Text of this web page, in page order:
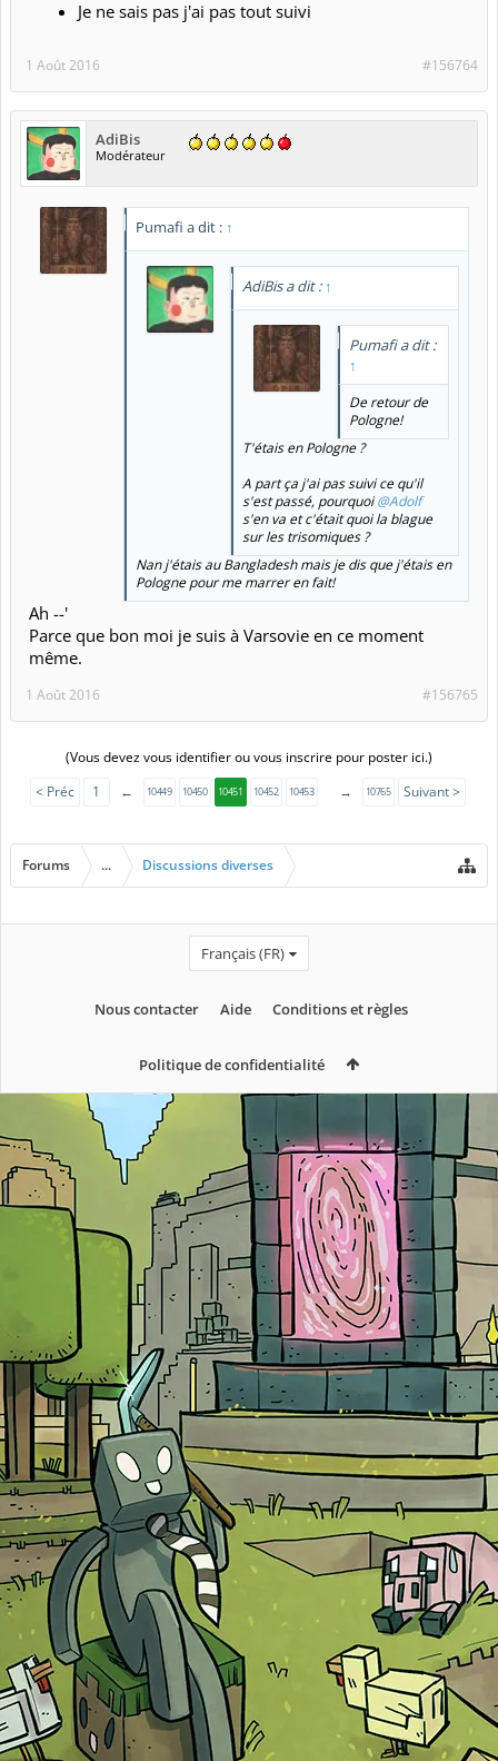
Je ne sais pas j'ai pas tout suivi
#156764
1 Août 2016
AdiBis
Modérateur
Pumafi a dit : ↑
AdiBis a dit : ↑
Pumafi a dit :
↑
De retour de
Pologne!
T'étais en Pologne ?
A part ça j'ai pas suivi ce qu'il
s'est passé, pourquoi@Adolf
s'en va et c'était quoi la blague
sur les trisomiques ?
Nan j'étais au Bangladesh mais je dis que j'étais en
Pologne pour me marrer en fait!
Ah --'
Parce que bon moi je suis à Varsovie en ce moment
même.
#156765
1 Août 2016
(Vous devez vous identifier ou vous inscrire pour poster ici.)
< Préc
1 ← 10449 10450 10451 10452 10453 → 10765 Suivant >
Forums ... Discussions diverses
Français (FR)
Nous contacter Aide Conditions et règles
Politique de confidentialité